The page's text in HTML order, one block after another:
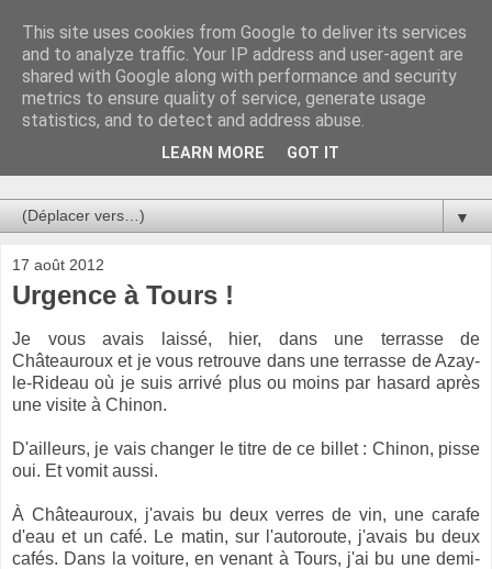
Au bistro !
La connerie étant le seul chemin susceptible de nous faire
entrevoir une parcelle de vérité, utilisons la par des moyens
de communication efficaces. Le temps qu'on remplisse nos
▼
17 août 2012
Urgence à Tours !
Je vous avais laissé, hier, dans une terrasse de
Châteauroux et je vous retrouve dans une terrasse de Azay-
le-Rideau où je suis arrivé plus ou moins par hasard après
une visite à Chinon.
D'ailleurs, je vais changer le titre de ce billet : Chinon, pisse
oui. Et vomit aussi.
À Châteauroux, j'avais bu deux verres de vin, une carafe
d'eau et un café. Le matin, sur l'autoroute, j'avais bu deux
cafés. Dans la voiture, en venant à Tours, j'ai bu une demi-
This site uses cookies from Google to deliver its services
and to analyze traffic. Your IP address and user-agent are
shared with Google along with performance and security
metrics to ensure quality of service, generate usage
statistics, and to detect and address abuse.
LEARN MORE GOT IT